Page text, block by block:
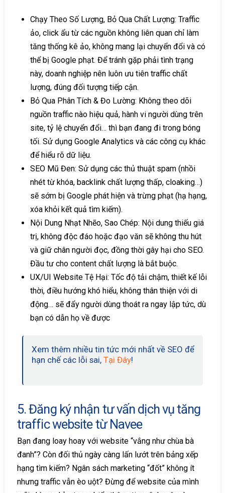
Chạy Theo Số Lượng, Bỏ Qua Chất Lượng: Traffic
ảo, click ẩu từ các nguồn không liên quan chỉ làm
tăng thống kê ảo, không mang lại chuyển đổi và có
thể bị Google phạt. Để tránh gặp phải tình trạng
này, doanh nghiệp nên luôn ưu tiên traffic chất
lượng, đúng đối tượng tiếp cận.
Bỏ Qua Phân Tích & Đo Lường: Không theo dõi
nguồn traffic nào hiệu quả, hành vi người dùng trên
site, tỷ lệ chuyển đổi… thì bạn đang đi trong bóng
tối. Sử dụng Google Analytics và các công cụ khác
để hiểu rõ dữ liệu.
SEO Mũ Đen: Sử dụng các thủ thuật spam (nhồi
nhét từ khóa, backlink chất lượng thấp, cloaking…)
sẽ sớm bị Google phát hiện và trừng phạt (hạ hạng,
xóa khỏi kết quả tìm kiếm).
Nội Dung Nhạt Nhẽo, Sao Chép: Nội dung thiếu giá
trị, không độc đáo hoặc đạo văn sẽ không thu hút
và giữ chân người đọc, đồng thời gây hại cho SEO.
Đầu tư cho content chất lượng là bắt buộc.
UX/UI Website Tệ Hại: Tốc độ tải chậm, thiết kế lỗi
thời, điều hướng khó hiểu, không thân thiện với di
động… sẽ đẩy người dùng thoát ra ngay lập tức, dù
bạn có dẫn họ về được
Xem thêm nhiều tin tức mới nhất về SEO để
hạn chế các lỗi sai, Tại Đây!
5. Đăng ký nhận tư vấn dịch vụ tăng
traffic website từ Navee
Bạn đang loay hoay với website “vắng như chùa bà
đanh”? Còn đối thủ ngày càng lấn lướt trên bảng xếp
hạng tìm kiếm? Ngân sách marketing “đốt” không ít
nhưng traffic vẫn èo uột? Đừng để website của mình